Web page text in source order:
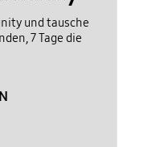
und tausche
7 Tage die